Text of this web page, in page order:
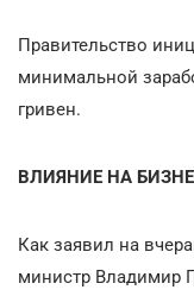
Правительство
минимальной
гривен.
ВЛИЯНИЕ НА
Как заявил на
министр Владимир